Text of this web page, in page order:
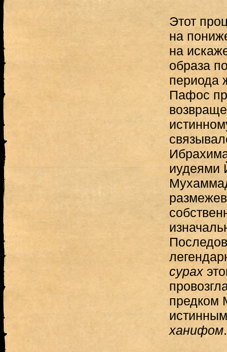
Этот
на
на
образа
периода
Пафос
иудеями
сурах
предком
ханифом.